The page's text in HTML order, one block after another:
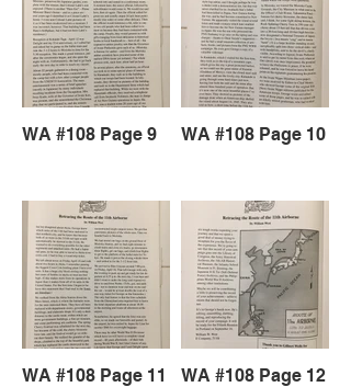
WA #108 Page 9 WA #108 Page 10
WA #108 Page 11 WA #108 Page 12